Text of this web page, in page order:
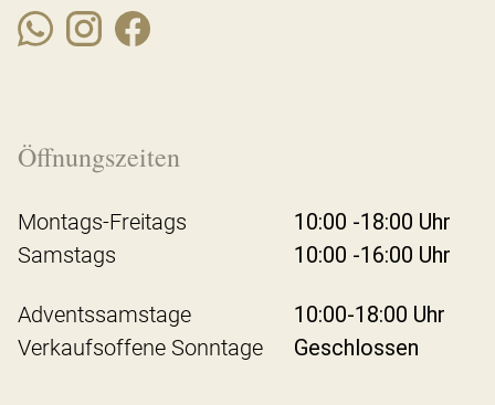
Öffnungszeiten
Montags-Freitags
10:00 -18:00 Uhr
Samstags
10:00 -16:00 Uhr
Adventssamstage
10:00-18:00 Uhr
Verkaufsoffene Sonntage
Geschlossen